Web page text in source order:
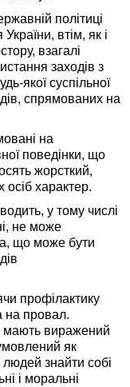
політиці
втім, як і
взагалі
заходів з
якої суспільної
спрямованих на
на
поведінки, що
жорсткий,
характер.
у тому числі
не може
що може бути
профілактику
на провал.
мають виражений
як
знайти собі
і моральні